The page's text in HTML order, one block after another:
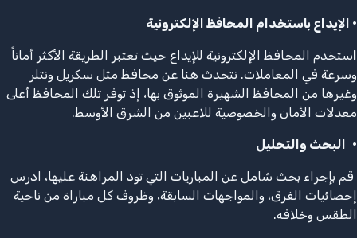
• الإيداع باستخدام المحافظ الإلكترونية
استخدم المحافظ الإلكترونية للإيداع حيث تعتبر الطريقة الأكثر أماناً
وسرعة في المعاملات. نتحدث هنا عن محافظ مثل سكريل ونتلر
وغيرها من المحافظ الشهيرة الموثوق بها، إذ توفر تلك المحافظ أعلى
معدلات الأمان والخصوصية للاعبين من الشرق الأوسط.
• البحث والتحليل
قم بإجراء بحث شامل عن المباريات التي تود المراهنة عليها، ادرس
إحصائيات الفرق، والمواجهات السابقة، وظروف كل مباراة من ناحية
الطقس وخلافه.